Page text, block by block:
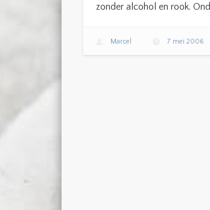
zonder alcohol en rook.
Marcel 7 mei 2006